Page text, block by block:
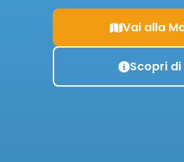
Vai alla
Scopri di